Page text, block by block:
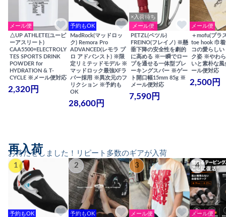
メール便
△UP ATHLETE(ユーピ
ーアスリート)
CAA5500+ELECTROLY
TES SPORTS DRINK
POWDER for
HYDRATION & T-
CYCLE ※メール便対応
2,320円
予約もOK
MadRock(マッドロッ
ク) Remora Pro
ADVANCED(レモラ プ
ロ アドバンスト) ※限
定リミテッドモデル ※
マッドロック最強XFラ
バー採用 ※異次元のフ
リクション ※予約も
OK
28,600円
×入荷待ち
メール便
PETZL(ペツル)
FREINO(フレイノ) ※懸
垂下降の安全性を劇的
に高める ※一瞬でロー
プを通せる一体型ブレ
ーキングスパー ※ゲー
ト開口幅15mm 85g ※
メール便対応
7,590円
メール便
＋mofu(プラ
toe hook 巾
コの愛らしい
ク姿 ※やわ
いと素朴な
ール便対応
2,500円
お待たせしました！リピート多数のギアが入荷
再入荷
1
予約もOK
2
予約もOK
3
メール便
4
メール便